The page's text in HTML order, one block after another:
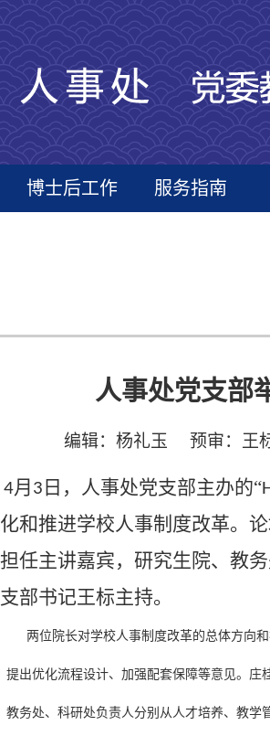
博士后工作 服务指南
人事处党支部
编辑：杨礼玉 预审：王
月 3 日， 人事处党支部主办的“
和推进学校人事制度改革。
担任主讲嘉宾，研究生院、教
部书记王标主持。
两位院长对学校人事制度改革的总体方向
提出优化流程设计、加强配套保障等意见。 庄
教务处、科研处负责人分别从人才培养、教学